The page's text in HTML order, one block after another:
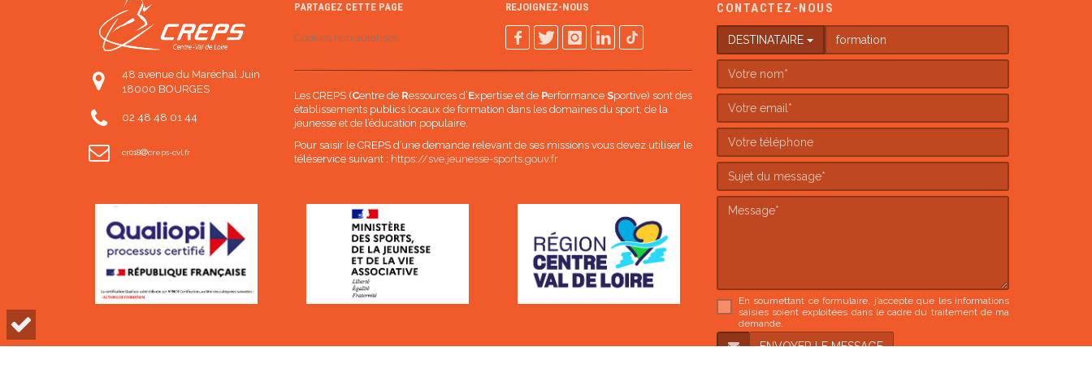
48 avenue du Maréchal Juin
18000 BOURGES
02 48 48 01 44
cr018 creps-cvl.fr
PARTAGEZ CETTE PAGE
Cookies non autorisés
REJOIGNEZ-NOUS
Les CREPS (Centre de Ressources d’Expertise et de Performance Sportive) sont des
établissements publics locaux de formation dans les domaines du sport, de la
jeunesse et de l’éducation populaire.
Pour saisir le CREPS d’une demande relevant de ses missions vous devez utiliser le
téléservice suivant : https://sve.jeunesse-sports.gouv.fr
CONTACTEZ-NOUS
DESTINATAIRE
En soumettant ce formulaire, j’accepte que les informations
saisies soient exploitées dans le cadre du traitement de ma
demande.